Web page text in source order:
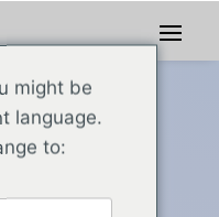
might be
language.
to: